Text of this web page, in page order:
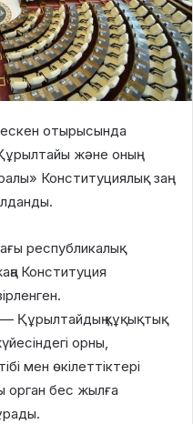
отырысында
және оның
Конституциялық заң
республикалық
Конституция
— Құрылтайдың құқықтық
орны,
мен өкілеттіктері
орган бес жылға